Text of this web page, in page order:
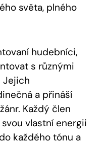
světa, plného
hudebníci,
s různými
Jejich
a přináší
Každý člen
vlastní energii
každého tónu a